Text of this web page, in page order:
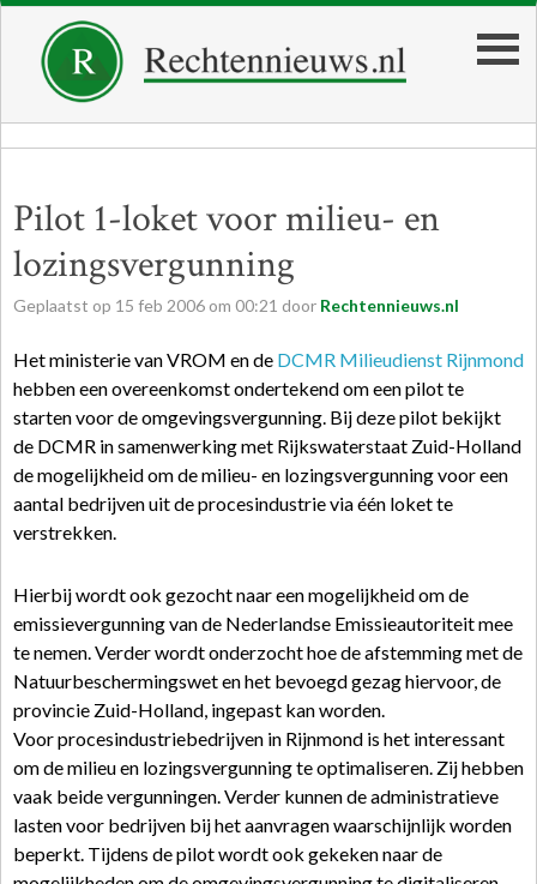
Pilot 1-loket voor milieu- en
lozingsvergunning
Geplaatst op 15 feb 2006 om 00:21 door Rechtennieuws.nl
Het ministerie van VROM en de DCMR Milieudienst Rijnmond
hebben een overeenkomst ondertekend om een pilot te
starten voor de omgevingsvergunning. Bij deze pilot bekijkt
de DCMR in samenwerking met Rijkswaterstaat Zuid-Holland
de mogelijkheid om de milieu- en lozingsvergunning voor een
aantal bedrijven uit de procesindustrie via één loket te
verstrekken.
Hierbij wordt ook gezocht naar een mogelijkheid om de
emissievergunning van de Nederlandse Emissieautoriteit mee
te nemen. Verder wordt onderzocht hoe de afstemming met de
Natuurbeschermingswet en het bevoegd gezag hiervoor, de
provincie Zuid-Holland, ingepast kan worden.
Voor procesindustriebedrijven in Rijnmond is het interessant
om de milieu en lozingsvergunning te optimaliseren. Zij hebben
vaak beide vergunningen. Verder kunnen de administratieve
lasten voor bedrijven bij het aanvragen waarschijnlijk worden
beperkt. Tijdens de pilot wordt ook gekeken naar de